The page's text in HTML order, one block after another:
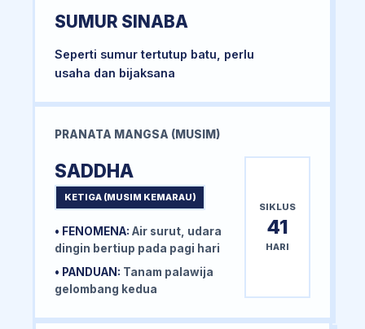
SUMUR SINABA
Seperti sumur tertutup batu, perlu
usaha dan bijaksana
PRANATA MANGSA (MUSIM)
SADDHA
KETIGA (MUSIM KEMARAU)
• FENOMENA: Air surut, udara
dingin bertiup pada pagi hari
• PANDUAN: Tanam palawija
gelombang kedua
SIKLUS
41
HARI